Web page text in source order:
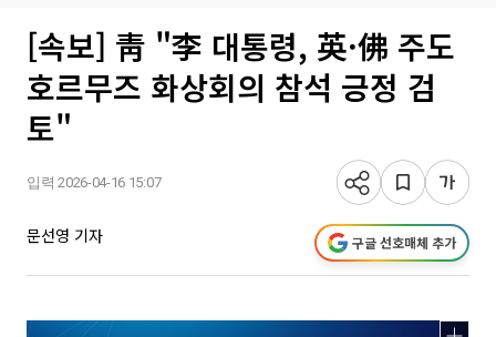
[속보] 靑 "李 대통령, 英·佛 주도
호르무즈 화상회의 참석 긍정 검
토"
입력 2026-04-16 15:07
문선영 기자 구글 선호매체 추가